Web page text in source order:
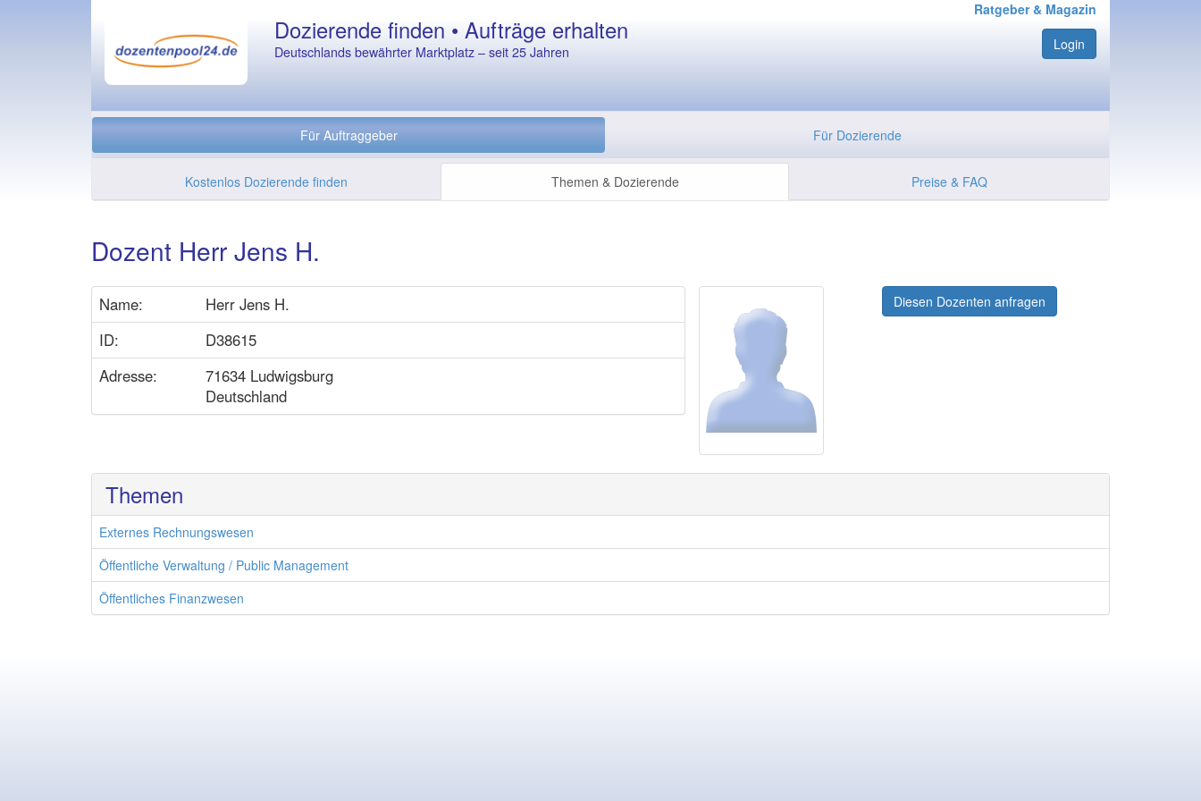
Dozierende finden • Aufträge erhalten
Deutschlands bewährter Marktplatz – seit 25 Jahren
Ratgeber & Magazin
Login
Für Auftraggeber Für Dozierende
Kostenlos Dozierende finden Themen & Dozierende Preise & FAQ
Dozent Herr Jens H.
Name:
Herr Jens H.
ID:
D38615
Adresse:
71634 Ludwigsburg
Deutschland
Diesen Dozenten anfragen
Themen
Externes Rechnungswesen
Öffentliche Verwaltung / Public Management
Öffentliches Finanzwesen